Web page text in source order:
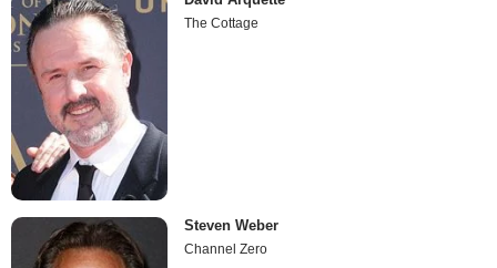
The Cottage
Steven Weber
Channel Zero